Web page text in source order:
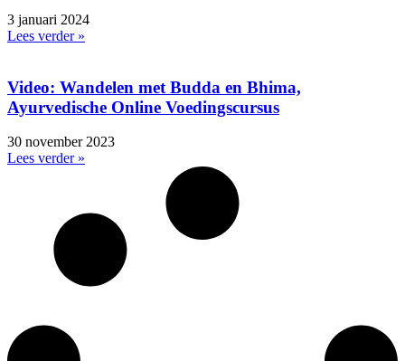
3 januari 2024
Lees verder »
Video: Wandelen met Budda en Bhima,
Ayurvedische Online Voedingscursus
30 november 2023
Lees verder »